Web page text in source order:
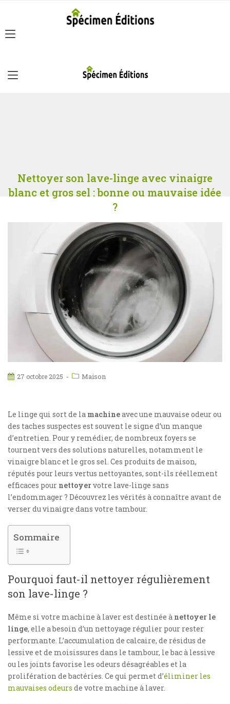
Nettoyer son lave-linge avec vinaigre
blanc et gros sel : bonne ou mauvaise idée
?
27 octobre 2025 Maison
Le linge qui sort de la machineavec une mauvaise odeur ou
des taches suspectes est souvent le signe d’un manque
d’entretien. Pour y remédier, de nombreux foyers se
tournent vers des solutions naturelles, notamment le
vinaigre blanc et le gros sel. Ces produits de maison,
réputés pour leurs vertus nettoyantes, sont-ils réellement
efficaces pour nettoyervotre lave-linge sans
l’endommager ? Découvrez les vérités à connaître avant de
verser du vinaigre dans votre tambour.
Sommaire
Pourquoi faut-il nettoyer régulièrement
son lave-linge ?
Même si votre machine à laver est destinée à nettoyer le
linge, elle a besoin d’un nettoyage régulier pour rester
performante. L’accumulation de calcaire, de résidus de
lessive et de moisissures dans le tambour, le bac à lessive
ou les joints favorise les odeurs désagréables et la
prolifération de bactéries. Ce qui permet d’éliminer les
mauvaises odeurs de votre machine à laver.